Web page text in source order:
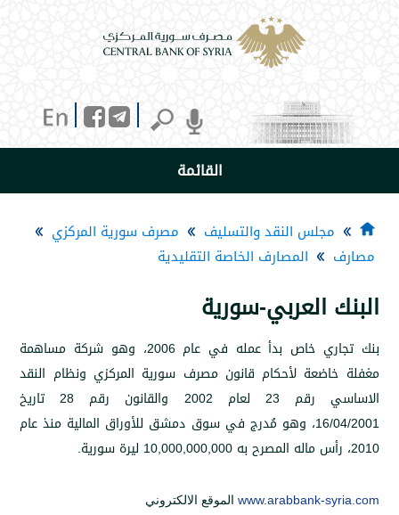
النقد والتسليف
مصرف سورية المركزي
المصارف الخاصة التقليدية
سورية
بنك تجاري خاص بدأ عمله في عام 2006، وهو شركة مساهمة
لأحكام قانون مصرف سورية المركزي ونظام النقد
الاساسي رقم 23 لعام 2002 والقانون رقم 28 تاريخ
،وهو مُدرج في سوق دمشق للأوراق المالية منذ عام
10,000,000,000ليرة سورية.
www.arabbank- الموقع الالكتروني